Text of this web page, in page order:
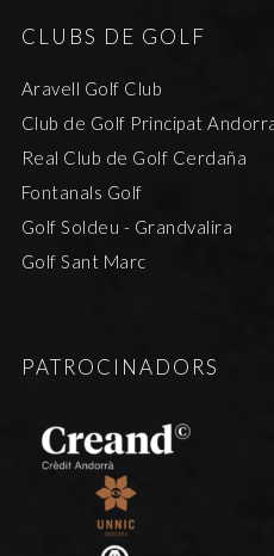
CLUBS DE GOLF
Aravell Golf Club
Club de Golf Principat
Real Club de Golf Cerdaña
Fontanals Golf
Golf Soldeu - Grandvalira
Golf Sant Marc
PATROCINADORS